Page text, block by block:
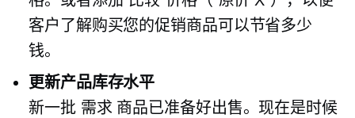
客户了解购买您的促销商品可以节省多少
钱。
更新产品库存水平
新一批 需求商品已准备好出售。现在是时候